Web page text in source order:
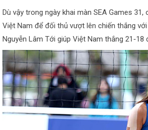
Dù vậy trong ngày khai màn SEA Games
Việt Nam để đối thủ vượt lên chiến thắng
Nguyễn Lâm Tới giúp Việt Nam thắng 21-18